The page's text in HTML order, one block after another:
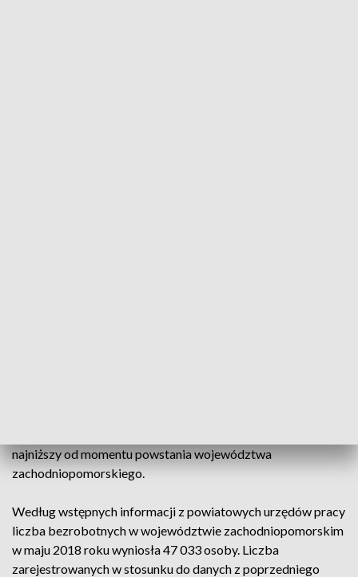
najniższy od momentu powstania województwa
zachodniopomorskiego.
Według wstępnych informacji z powiatowych urzędów pracy
liczba bezrobotnych w województwie zachodniopomorskim
w maju 2018 roku wyniosła 47 033 osoby. Liczba
zarejestrowanych w stosunku do danych z poprzedniego